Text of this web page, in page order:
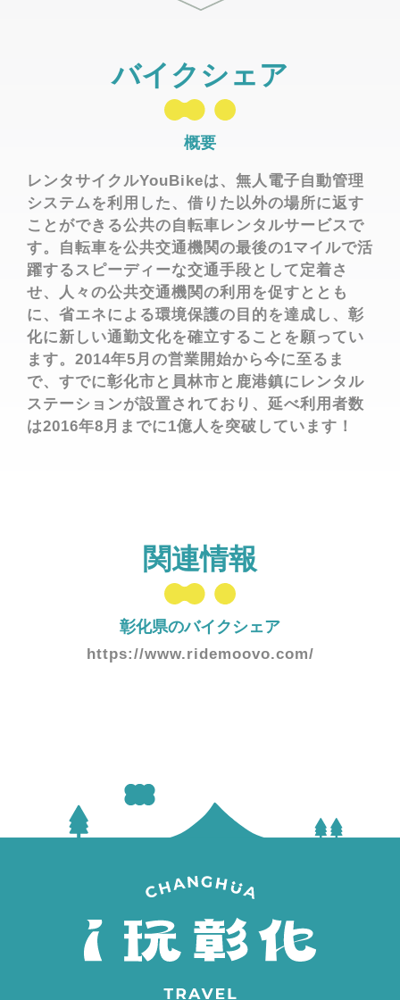
バイクシェア
概要
レンタサイクルYouBikeは、無人電子自動管理
システムを利用した、借りた以外の場所に返す
ことができる公共の自転車レンタルサービスで
す。自転車を公共交通機関の最後の1マイルで活
躍するスピーディーな交通手段として定着さ
せ、人々の公共交通機関の利用を促すととも
に、省エネによる環境保護の目的を達成し、彰
化に新しい通勤文化を確立することを願ってい
ます。2014年5月の営業開始から今に至るま
で、すでに彰化市と員林市と鹿港鎮にレンタル
ステーションが設置されており、延べ利用者数
は2016年8月までに1億人を突破しています！
関連情報
彰化県のバイクシェア
https://www.ridemoovo.com/